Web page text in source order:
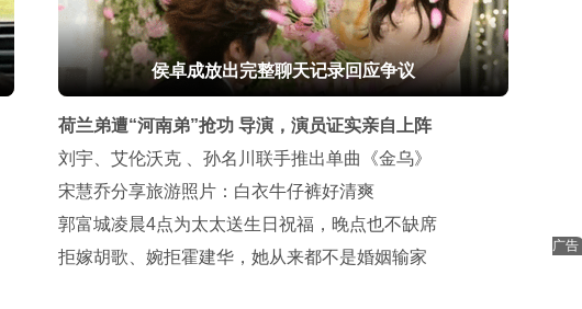
侯卓成放出完整聊天记录回应争议
荷兰弟遭“河南弟”抢功 导演，演员证实亲自上阵
刘宇、艾伦沃克 、孙名川联手推出单曲《金乌》
宋慧乔分享旅游照片：白衣牛仔裤好清爽
郭富城凌晨4点为太太送生日祝福，晚点也不缺席
拒嫁胡歌、婉拒霍建华，她从来都不是婚姻输家